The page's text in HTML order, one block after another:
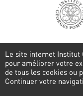
Pied
Le site internet Institut
pour améliorer votre
de tous les cookies ou
Continuer votre